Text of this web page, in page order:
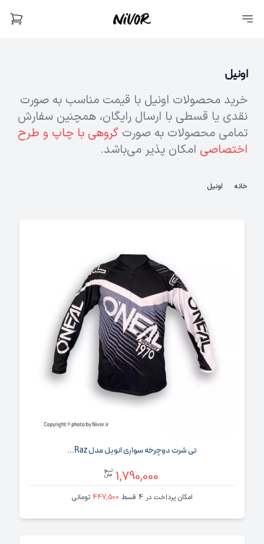
اونیل
خرید محصولات اونیل با قیمت مناسب به صورت
نقدی یا قسطی با ارسال رایگان، همچنین سفارش
تمامی محصولات به صورت گروهی با چاپ و طرح
اختصاصی امکان پذیر می‌باشد.
خانه اونیل
تی‌ شرت دوچرخه‌ سواری انویل مدل Raz...
1,790,000
امکان پرداخت در 4 قسط 447,500 تومانی